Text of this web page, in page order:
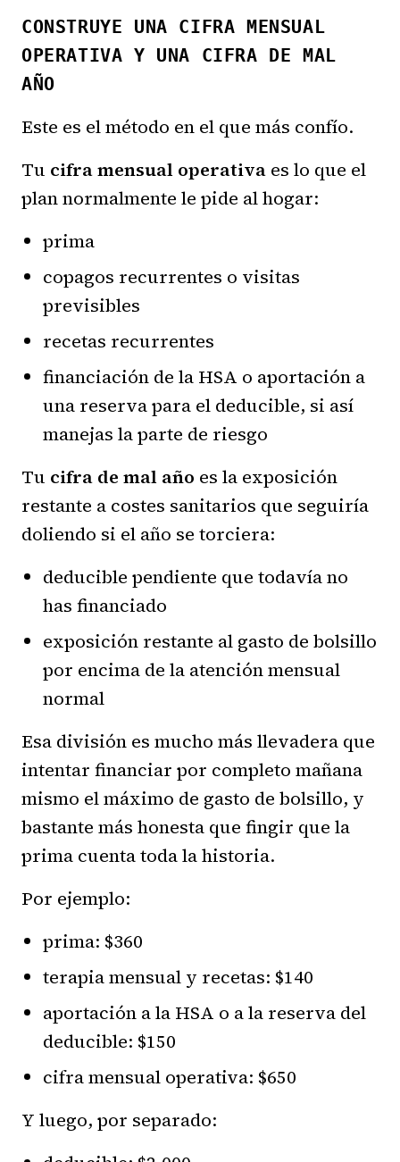
CONSTRUYE UNA CIFRA MENSUAL
OPERATIVA Y UNA CIFRA DE MAL
AÑO
Este es el método en el que más confío.
Tu cifra mensual operativa es lo que el
plan normalmente le pide al hogar:
prima
copagos recurrentes o visitas
previsibles
recetas recurrentes
financiación de la HSA o aportación a
una reserva para el deducible, si así
manejas la parte de riesgo
Tu cifra de mal año es la exposición
restante a costes sanitarios que seguiría
doliendo si el año se torciera:
deducible pendiente que todavía no
has financiado
exposición restante al gasto de bolsillo
por encima de la atención mensual
normal
Esa división es mucho más llevadera que
intentar financiar por completo mañana
mismo el máximo de gasto de bolsillo, y
bastante más honesta que fingir que la
prima cuenta toda la historia.
Por ejemplo:
prima: $360
terapia mensual y recetas: $140
aportación a la HSA o a la reserva del
deducible: $150
cifra mensual operativa: $650
Y luego, por separado: